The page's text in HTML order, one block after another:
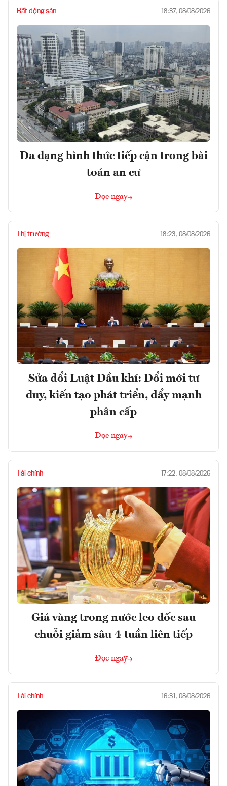
Bất động sản 18:37, 08/08/2026
Đa dạng hình thức tiếp cận trong bài
toán an cư
Đọc ngay
Thị trường 18:23, 08/08/2026
Sửa đổi Luật Dầu khí: Đổi mới tư
duy, kiến tạo phát triển, đẩy mạnh
phân cấp
Đọc ngay
Tài chính 17:22, 08/08/2026
Giá vàng trong nước leo dốc sau
chuỗi giảm sâu 4 tuần liên tiếp
Đọc ngay
Tài chính 16:31, 08/08/2026